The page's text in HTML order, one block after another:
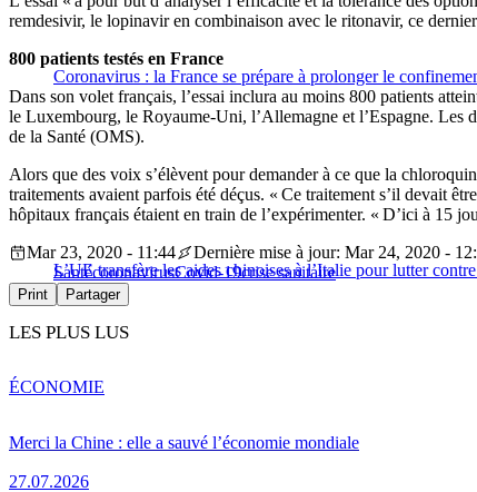
remdesivir, le lopinavir en combinaison avec le ritonavir, ce
Coronavirus : la France se prépare à prolonger le
800 patients testés en France
Dans son volet français, l’essai inclura au moins 800 patients
le Luxembourg, le Royaume-Uni, l’Allemagne et l’Espagne. Les
de la Santé (OMS).
Alors que des voix s’élèvent pour demander à ce que la
traitements avaient parfois été déçus. « Ce traitement s’il devait
hôpitaux français étaient en train de l’expérimenter. « D’ici à 15
L’UE transfère les aides chinoises à l’Italie pour lutter
Mar 23, 2020 - 11:44
Dernière mise à jour: Mar 24, 2020 -
SantécoronavirusCovid-19crise sanitaire
Print Partager
LES PLUS LUS
Merci la Chine : elle a sauvé l’économie mondiale
27.07.2026
ÉCONOMIE